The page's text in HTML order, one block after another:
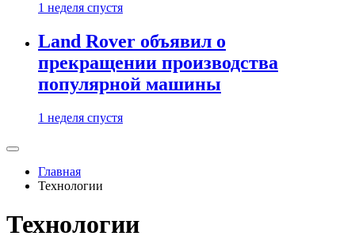
1 неделя спустя
Land Rover объявил о
прекращении производства
популярной машины
1 неделя спустя
Главная
Технологии
Технологии